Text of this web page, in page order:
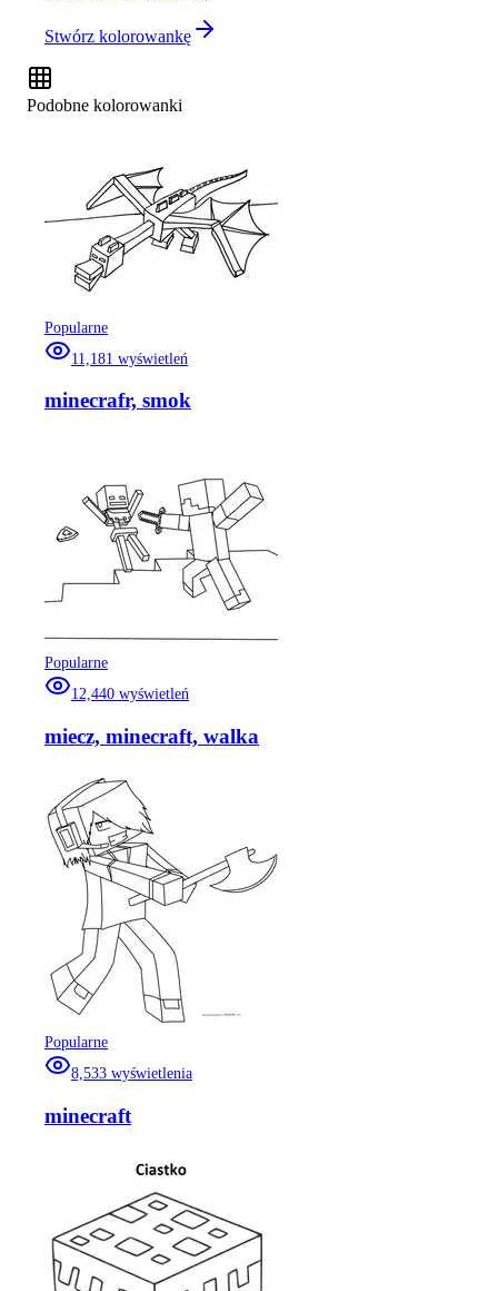
Stwórz kolorowankę
Podobne kolorowanki
Popularne
11,181 wyświetleń
minecrafr, smok
Popularne
12,440 wyświetleń
miecz, minecraft, walka
Popularne
8,533 wyświetlenia
minecraft